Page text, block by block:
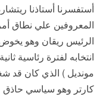
أستفسرنا أستاذنا
المعروفين علي نطاق
انتخابه لفترة رئاسية
مونديل ) الذي كان قد
كارتر وهو سياسي حاذق